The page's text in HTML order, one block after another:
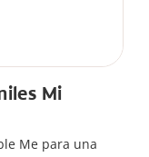
Mi
Me para una